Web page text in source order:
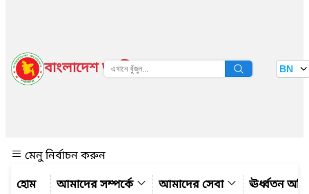
বাংলাদেশ জাতীয় তথ্য বাতায়ন BN
মেনু নির্বাচন করুন
আমাদের সম্পর্কে
আমাদের সেবা ঊর্ধ্বতন